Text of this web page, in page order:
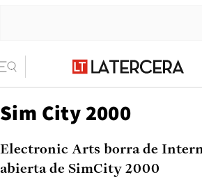
Sim City 2000
Electronic Arts borra de
abierta de SimCity 2000